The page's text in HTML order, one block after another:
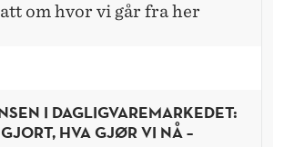
om hvor vi går fra her
I DAGLIGVAREMARKEDET:
HVA GJØR VI NÅ –